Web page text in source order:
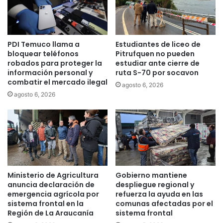
c
G
r
a
n
d
e
d
P
u
c
ó
n
p
o
r
c
a
l
PDI Temuco llama a
bloquear teléfonos
robados para proteger la
información personal y
combatir el mercado ilegal
agosto 6, 2026
Estudiantes de liceo de
Pitrufquen no pueden
estudiar ante cierre de
ruta S-70 por socavon
agosto 6, 2026
Ministerio de Agricultura
anuncia declaración de
emergencia agrícola por
sistema frontal en la
Región de La Araucanía
Gobierno mantiene
despliegue regional y
refuerza la ayuda en las
comunas afectadas por el
sistema frontal